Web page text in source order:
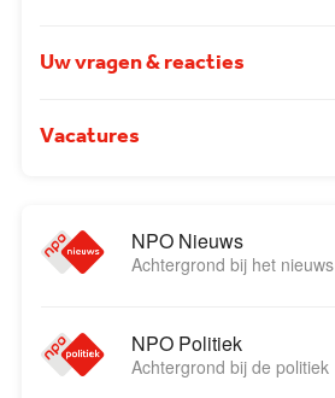
Uw vragen & reacties
Vacatures
NPO Nieuws
Achtergrond bij het nieuws
NPO Politiek
Achtergrond bij de politiek